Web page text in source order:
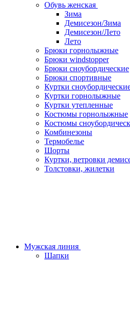
Обувь женская
Зима
Демисезон/Зима
Демисезон/Лето
Лето
Брюки горнолыжные
Брюки windstopper
Брюки сноубордические
Брюки спортивные
Куртки
Куртки горнолыжные
Куртки утепленные
Костюмы горнолыжные
Костюмы
Комбинезоны
Термобелье
Шорты
Куртки, ветровки
Толстовки, жилетки
Мужская линия
Шапки